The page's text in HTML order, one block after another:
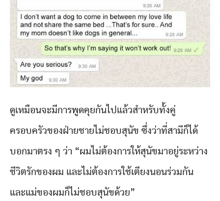
ดูเหมือนจะมีการพูดคุยกันไปแล้วสำหรับทั้งคู่
ครอบครัวของฝ่ายชายไม่ชอบสุนัข ซึ่งว่าที่สามีก็ได้
บอกมาตรง ๆ ว่า “ผมไม่ต้องการให้สุนัขมาอยู่ระหว่าง
ชีวิตรักของผม และไม่ต้องการใช้เตียงนอนร่วมกัน
และแม่ของผมก็ไม่ชอบสุนัขด้วย”